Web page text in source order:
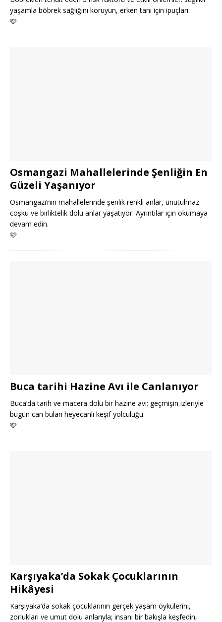
yaşamla böbrek sağlığını koruyun, erken tanı için ipuçları.
🩷
Osmangazi Mahallelerinde Şenliğin En
Güzeli Yaşanıyor
Osmangazi’nin mahallelerinde şenlik renkli anlar, unutulmaz
coşku ve birliktelik dolu anlar yaşatıyor. Ayrıntılar için okumaya
devam edin.
🩷
Buca tarihi Hazine Avı ile Canlanıyor
Buca’da tarih ve macera dolu bir hazine avı; geçmişin izleriyle
bugün can bulan heyecanlı keşif yolculuğu.
🩷
Karşıyaka’da Sokak Çocuklarının
Hikâyesi
Karşıyaka’da sokak çocuklarının gerçek yaşam öykülerini,
zorlukları ve umut dolu anlarıyla; insani bir bakışla keşfedin,